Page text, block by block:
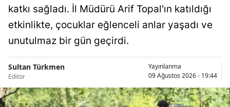
Manisa
Mardin
Muğla
katkı sağladı. İl Müdürü Arif Topal'ın katıldığı
etkinlikte, çocuklar eğlenceli anlar yaşadı ve
unutulmaz bir gün geçirdi.
Sultan Türkmen
Editör
Yayınlanma
09 Ağustos 2026 - 19:44